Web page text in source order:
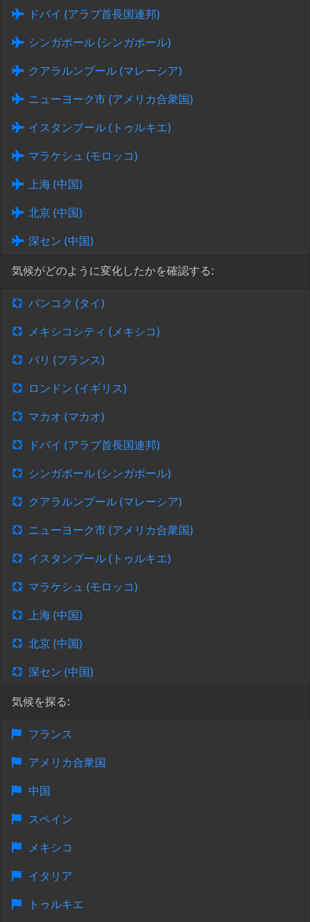
ドバイ (アラブ首長国連邦)
シンガポール (シンガポール)
クアラルンプール (マレーシア)
ニューヨーク市 (アメリカ合衆国)
イスタンブール (トゥルキエ)
マラケシュ (モロッコ)
上海 (中国)
北京 (中国)
深セン (中国)
気候がどのように変化したかを確認する:
バンコク (タイ)
メキシコシティ (メキシコ)
パリ (フランス)
ロンドン (イギリス)
マカオ (マカオ)
ドバイ (アラブ首長国連邦)
シンガポール (シンガポール)
クアラルンプール (マレーシア)
ニューヨーク市 (アメリカ合衆国)
イスタンブール (トゥルキエ)
マラケシュ (モロッコ)
上海 (中国)
北京 (中国)
深セン (中国)
気候を探る:
フランス
アメリカ合衆国
中国
スペイン
メキシコ
イタリア
トゥルキエ